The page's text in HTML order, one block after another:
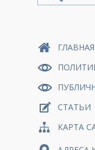
СТАТЬИ
КАРТА